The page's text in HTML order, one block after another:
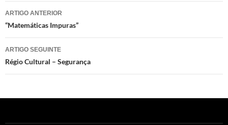
Navegação
de
artigos
ARTIGO ANTERIOR
“Matemáticas Impuras”
ARTIGO SEGUINTE
Régio Cultural – Segurança